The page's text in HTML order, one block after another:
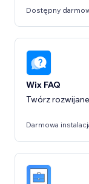
Dostępny
Wix FAQ
Twórz
Darmowa